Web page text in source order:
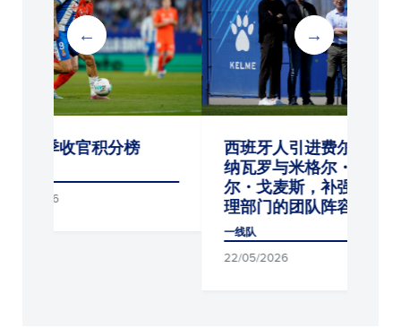
西班牙人引进费尔南多・
纳瓦罗与米格尔・安赫
尔・戈麦斯，补强体育管
理部门的团队阵容
4-0：西
波城FC
一线队
21/07/2026